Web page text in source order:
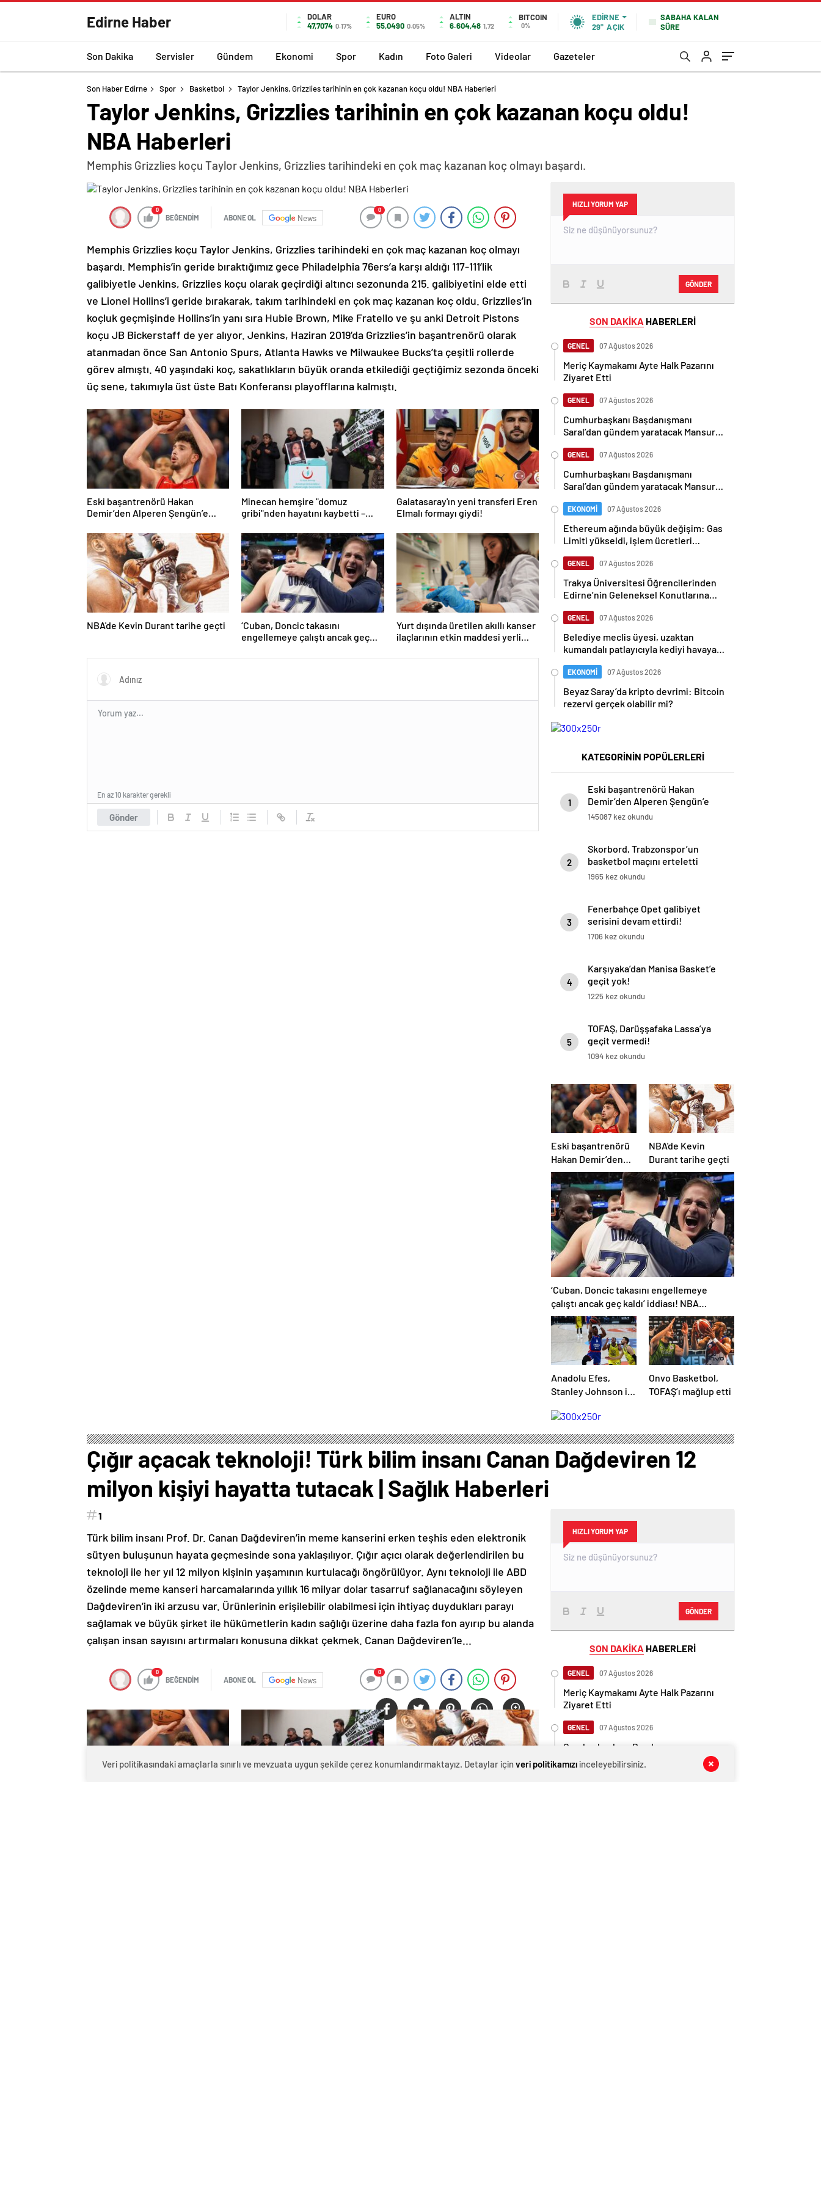
Edirne Haber
DOLAR
47,7074 0.17%
EURO
55,0490 0.05%
ALTIN
6.604,48 1,72
BITCOIN
0%
EDIRNE
29° AÇIK
SABAHA KALAN
SÜRE
Son Dakika Servisler Gündem Ekonomi Spor Kadın Foto Galeri Videolar Gazeteler
Son Haber Edirne Spor Basketbol Taylor Jenkins, Grizzlies tarihinin en çok kazanan koçu oldu! NBA Haberleri
Taylor Jenkins, Grizzlies tarihinin en çok kazanan koçu oldu!
NBA Haberleri
Memphis Grizzlies koçu Taylor Jenkins, Grizzlies tarihindeki en çok maç kazanan koç olmayı başardı.
0
BEĞENDİM ABONE OL News
0
Memphis Grizzlies koçu Taylor Jenkins, Grizzlies tarihindeki en çok maç kazanan koç olmayı
başardı. Memphis’in geride bıraktığımız gece Philadelphia 76ers’a karşı aldığı 117-111’lik
galibiyetle Jenkins, Grizzlies koçu olarak geçirdiği altıncı sezonunda 215. galibiyetini elde etti
ve Lionel Hollins’i geride bırakarak, takım tarihindeki en çok maç kazanan koç oldu. Grizzlies’in
koçluk geçmişinde Hollins’in yanı sıra Hubie Brown, Mike Fratello ve şu anki Detroit Pistons
koçu JB Bickerstaff de yer alıyor. Jenkins, Haziran 2019’da Grizzlies’in başantrenörü olarak
atanmadan önce San Antonio Spurs, Atlanta Hawks ve Milwaukee Bucks’ta çeşitli rollerde
görev almıştı. 40 yaşındaki koç, sakatlıkların büyük oranda etkilediği geçtiğimiz sezonda önceki
üç sene, takımıyla üst üste Batı Konferansı playofflarına kalmıştı.
Eski başantrenörü Hakan
Demir’den Alperen Şengün’e
Minecan hemşire "domuz
gribi"nden hayatını kaybetti –
Galatasaray'ın yeni transferi Eren
Elmalı formayı giydi!
NBA'de Kevin Durant tarihe geçti
‘Cuban, Doncic takasını
engellemeye çalıştı ancak geç
Yurt dışında üretilen akıllı kanser
ilaçlarının etkin maddesi yerli
Haberleri
Gönder
En az 10 karakter gerekli
HIZLI YORUM YAP
GÖNDER
SON DAKİKA HABERLERİ
GENEL 07 Ağustos 2026
Meriç Kaymakamı Ayte Halk Pazarını
Ziyaret Etti
GENEL 07 Ağustos 2026
Cumhurbaşkanı Başdanışmanı
Saral’dan gündem yaratacak Mansur
GENEL 07 Ağustos 2026
Cumhurbaşkanı Başdanışmanı
Saral’dan gündem yaratacak Mansur
EKONOMİ 07 Ağustos 2026
Ethereum ağında büyük değişim: Gas
Limiti yükseldi, işlem ücretleri
GENEL 07 Ağustos 2026
Trakya Üniversitesi Öğrencilerinden
Edirne’nin Geleneksel Konutlarına
GENEL 07 Ağustos 2026
Belediye meclis üyesi, uzaktan
kumandalı patlayıcıyla kediyi havaya
EKONOMİ 07 Ağustos 2026
Beyaz Saray’da kripto devrimi: Bitcoin
rezervi gerçek olabilir mi?
KATEGORİNİN POPÜLERLERİ
1
Eski başantrenörü Hakan
Demir’den Alperen Şengün’e
övgü
145087 kez okundu
2
Skorbord, Trabzonspor’un
basketbol maçını erteletti
1965 kez okundu
3
Fenerbahçe Opet galibiyet
serisini devam ettirdi!
1706 kez okundu
4
Karşıyaka’dan Manisa Basket’e
geçit yok!
1225 kez okundu
5
TOFAŞ, Darüşşafaka Lassa’ya
geçit vermedi!
1094 kez okundu
Eski başantrenörü
Hakan Demir’den
Alperen Şengün’e
övgü
NBA'de Kevin
Durant tarihe geçti
‘Cuban, Doncic takasını engellemeye
çalıştı ancak geç kaldı’ iddiası! NBA
Haberleri
Anadolu Efes,
Stanley Johnson ile
Onvo Basketbol,
TOFAŞ’ı mağlup etti
Çığır açacak teknoloji! Türk bilim insanı Canan Dağdeviren 12
milyon kişiyi hayatta tutacak | Sağlık Haberleri
1
Türk bilim insanı Prof. Dr. Canan Dağdeviren’in meme kanserini erken teşhis eden elektronik
sütyen buluşunun hayata geçmesinde sona yaklaşılıyor. Çığır açıcı olarak değerlendirilen bu
teknoloji ile her yıl 12 milyon kişinin yaşamının kurtulacağı öngörülüyor. Aynı teknoloji ile ABD
özelinde meme kanseri harcamalarında yıllık 16 milyar dolar tasarruf sağlanacağını söyleyen
Dağdeviren’in iki arzusu var. Ürünlerinin erişilebilir olabilmesi için ihtiyaç duydukları parayı
sağlamak ve büyük şirket ile hükûmetlerin kadın sağlığı üzerine daha fazla fon ayırıp bu alanda
çalışan insan sayısını artırmaları konusuna dikkat çekmek. Canan Dağdeviren’le...
0 0
HIZLI YORUM YAP
GÖNDER
SON DAKİKA HABERLERİ
GENEL 07 Ağustos 2026
Meriç Kaymakamı Ayte Halk Pazarını
Ziyaret Etti
GENEL 07 Ağustos 2026
Cumhurbaşkanı Başdanışmanı
Saral’dan gündem yaratacak Mansur
Yavaş iddiası
Veri politikasındaki amaçlarla sınırlı ve mevzuata uygun şekilde çerez konumlandırmaktayız. Detaylar için veri politikamızıinceleyebilirsiniz.